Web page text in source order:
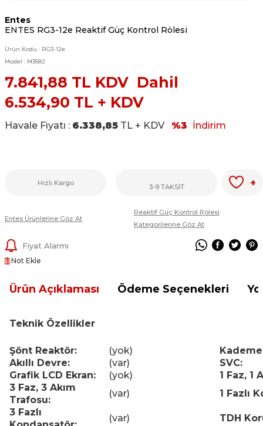
Entes
ENTES RG3-12e Reaktif Güç Kontrol Rölesi
Ürün Kodu : RG3-12e
Model : M3682
7.841,88 TL KDV Dahil
6.534,90 TL + KDV
Havale Fiyatı : 6.338,85 TL + KDV %3 İndirim
Hızlı Kargo 3-9 TAKSİT +
Entes Ürünlerine Göz At
Reaktif Güç Kontrol Rölesi
Kategorilerine Göz At
Fiyat Alarmı
Not Ekle
Ürün Açıklaması Ödeme Seçenekleri
Teknik Özellikler
Şönt Reaktör: (yok)
Kademe
Akıllı Devre:
(var)
SVC:
Grafik LCD Ekran:
(yok)
1 Faz, 1
3 Faz, 3 Akım
Trafosu:
(var)
1 Fazlı
3 Fazlı
(var)
TDH